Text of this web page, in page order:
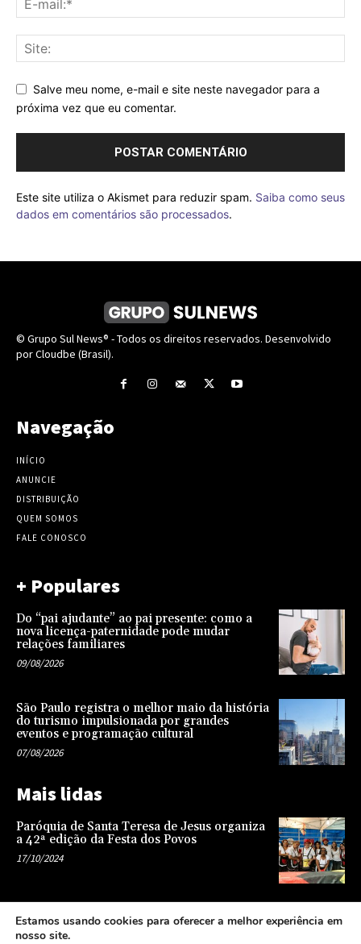
Salve meu nome, e-mail e site neste navegador para a
próxima vez que eu comentar.
Este site utiliza o Akismet para reduzir spam. Saiba como seus
dados em comentários são processados.
© Grupo Sul News® - Todos os direitos reservados. Desenvolvido
por Cloudbe (Brasil).
Navegação
INÍCIO
ANUNCIE
DISTRIBUIÇÃO
QUEM SOMOS
FALE CONOSCO
+ Populares
Do “pai ajudante” ao pai presente: como a
nova licença-paternidade pode mudar
relações familiares
09/08/2026
São Paulo registra o melhor maio da história
do turismo impulsionada por grandes
eventos e programação cultural
07/08/2026
Mais lidas
Paróquia de Santa Teresa de Jesus organiza
a 42ª edição da Festa dos Povos
17/10/2024
Representatividade na infância: o papel da
escola na formação de uma sociedade mais
Estamos usando cookies para oferecer a melhor experiência em
nosso site.